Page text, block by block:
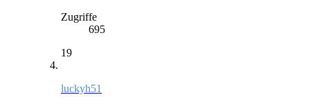
Zugriffe
695
19
luckyh51